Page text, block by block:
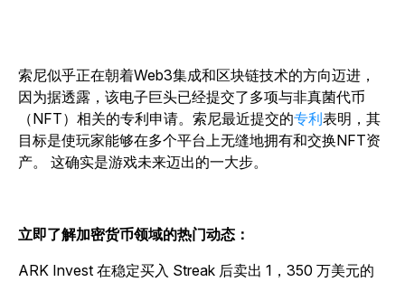
索尼似乎正在朝着Web3集成和区块链技术的方向迈进，
因为据透露，该电子巨头已经提交了多项与非真菌代币
（NFT）相关的专利申请。索尼最近提交的专利表明，其
目标是使玩家能够在多个平台上无缝地拥有和交换NFT资
产。
这确实是游戏未来迈出的一大步。
立即了解加密货币领域的热门动态：
ARK Invest 在稳定买入 Streak 后卖出 1，350 万美元的